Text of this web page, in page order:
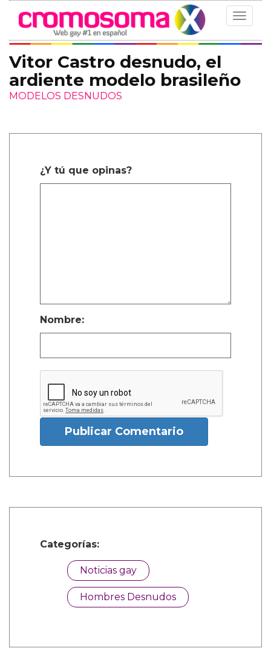
Toggle
Vitor Castro desnudo, el
ardiente modelo brasileño
MODELOS DESNUDOS
¿Y tú que opinas?
Nombre:
Publicar Comentario
Categorías:
Noticias gay
Hombres Desnudos